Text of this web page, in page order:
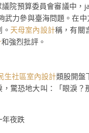
院預算委員會審議中，
武力參與臺海問題。在中
天母室內設計稱，有關
和強烈批評。
生社區室內設計類股開盤
驚恐地大叫：「眼淚
年夜跌